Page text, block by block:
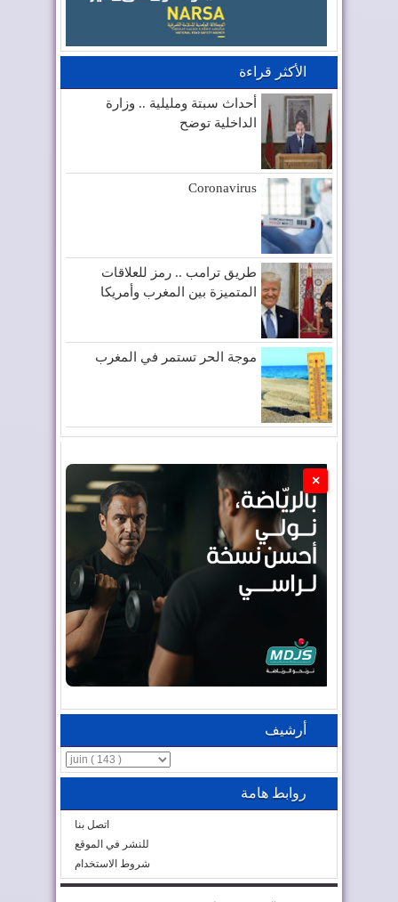
الأكثر قراءة
أحداث سبتة ومليلية .. وزارة
الداخلية توضح
Coronavirus
طريق ترامب .. رمز للعلاقات
المتميزة بين المغرب وأمريكا
موجة الحر تستمر في المغرب
×
أرشيف
روابط هامة
اتصل بنا
للنشر في الموقع
شروط الاستخدام